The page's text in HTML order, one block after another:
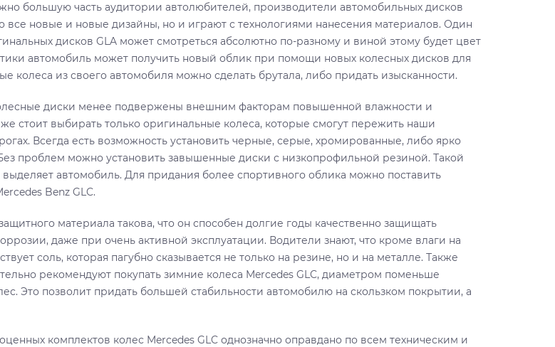
большую часть аудитории автолюбителей, производители автомобильных дисков
все новые и новые дизайны, но и играют с технологиями нанесения материалов. Один
дисков GLA может смотреться абсолютно по-разному и виной этому будет цвет
автомобиль может получить новый облик при помощи новых колесных дисков для
колеса из своего автомобиля можно сделать брутала, либо придать изысканности.
диски менее подвержены внешним факторам повышенной влажности и
стоит выбирать только оригинальные колеса, которые смогут пережить наши
Всегда есть возможность установить черные, серые, хромированные, либо ярко
проблем можно установить завышенные диски с низкопрофильной резиной. Такой
выделяет автомобиль. Для придания более спортивного облика можно поставить
Benz GLC.
материала такова, что он способен долгие годы качественно защищать
даже при очень активной эксплуатации. Водители знают, что кроме влаги на
соль, которая пагубно сказывается не только на резине, но и на металле. Также
рекомендуют покупать зимние колеса Mercedes GLC, диаметром поменьше
Это позволит придать большей стабильности автомобилю на скользком покрытии, а
комплектов колес Mercedes GLC однозначно оправдано по всем техническим и